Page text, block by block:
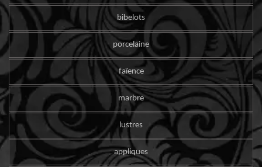
bibelots
porcelaine
faïence
marbre
lustres
appliques